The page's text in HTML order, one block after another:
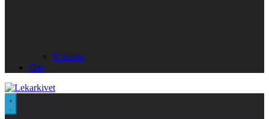
Kontakt
Om